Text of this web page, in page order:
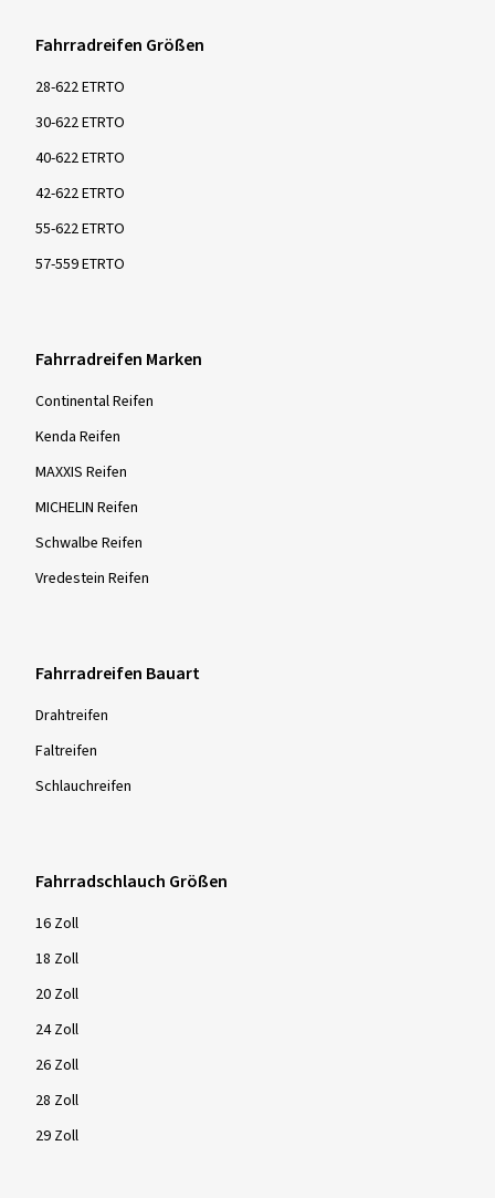
Fahrradreifen Größen
28-622 ETRTO
30-622 ETRTO
40-622 ETRTO
42-622 ETRTO
55-622 ETRTO
57-559 ETRTO
Fahrradreifen Marken
Continental Reifen
Kenda Reifen
MAXXIS Reifen
MICHELIN Reifen
Schwalbe Reifen
Vredestein Reifen
Fahrradreifen Bauart
Drahtreifen
Faltreifen
Schlauchreifen
Fahrradschlauch Größen
16 Zoll
18 Zoll
20 Zoll
24 Zoll
26 Zoll
28 Zoll
29 Zoll